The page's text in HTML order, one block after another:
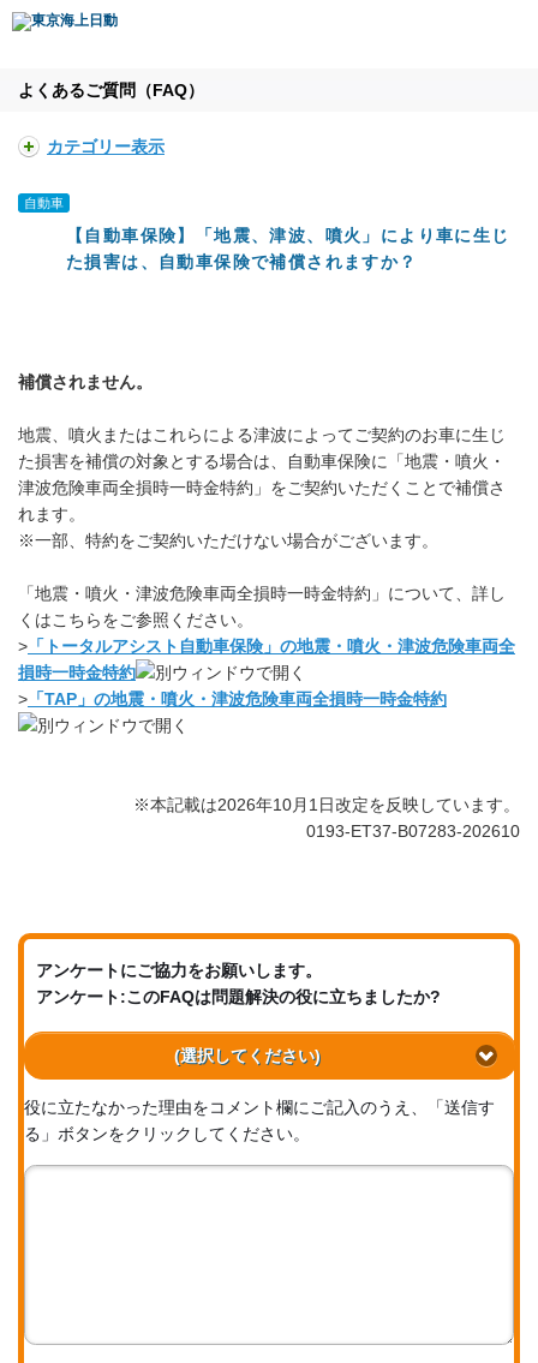
よくあるご質問（FAQ）
カテゴリー表示
自動車
【自動車保険】「地震、津波、噴火」により車に生じ
た損害は、自動車保険で補償されますか？
補償されません。
地震、噴火またはこれらによる津波によってご契約のお車に生じ
た損害を補償の対象とする場合は、自動車保険に「地震・噴火・
津波危険車両全損時一時金特約」をご契約いただくことで補償さ
れます。
※一部、特約をご契約いただけない場合がございます。
「地震・噴火・津波危険車両全損時一時金特約」について、詳し
くはこちらをご参照ください。
> 「トータルアシスト自動車保険」の地震・噴火・津波危険車両全
損時一時金特約
> 「TAP」の地震・噴火・津波危険車両全損時一時金特約
※本記載は2026年10月1日改定を反映しています。
0193-ET37-B07283-202610
アンケートにご協力をお願いします。
アンケート:このFAQは問題解決の役に立ちましたか?
(選択してください)
役に立たなかった理由をコメント欄にご記入のうえ、「送信す
る」ボタンをクリックしてください。